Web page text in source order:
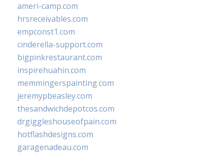
ameri-camp.com
hrsreceivables.com
empconst1.com
cinderella-support.com
bigpinkrestaurant.com
inspirehuahin.com
memmingerspainting.com
jeremypbeasley.com
thesandwichdepotcos.com
drgiggleshouseofpain.com
hotflashdesigns.com
garagenadeau.com